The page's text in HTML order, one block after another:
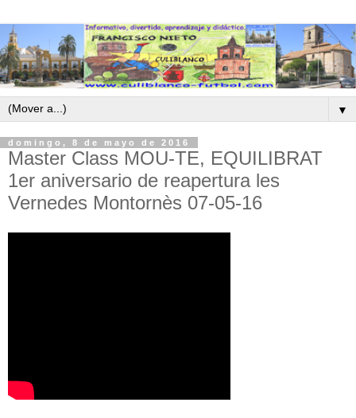
▼
domingo, 8 de mayo de 2016
Master Class MOU-TE, EQUILIBRAT
1er aniversario de reapertura les
Vernedes Montornès 07-05-16